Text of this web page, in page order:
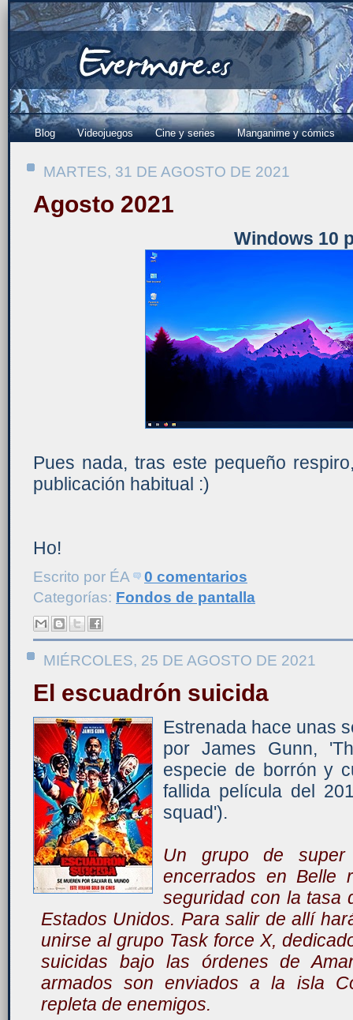
Blog Videojuegos Cine y series Manganime y cómics
MARTES, 31 DE AGOSTO DE 2021
Agosto 2021
Windows 10
Pues nada, tras este pequeño
publicación habitual :)
Ho!
Escrito por ÉA
0 comentarios
Categorías: Fondos de pantalla
MIÉRCOLES, 25 DE AGOSTO DE 2021
El escuadrón suicida
Estrenada hace unas
por James Gunn,
especie de borrón y
fallida película del
squad').
Un grupo de super
encerrados en Belle
seguridad con la tasa
Estados Unidos. Para salir de allí
unirse al grupo Task force X,
suicidas bajo las órdenes de
armados son enviados a la isla
repleta de enemigos.